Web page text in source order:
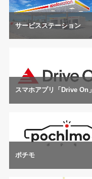
サービスステーション
スマホアプリ「Drive On」
ポチモ